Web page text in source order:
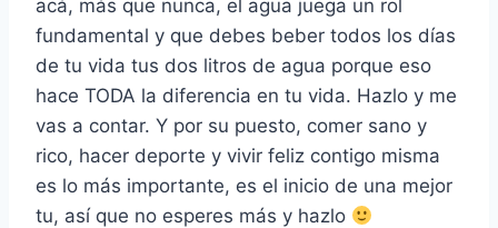
acá, más que nunca, el agua juega un rol
fundamental y que debes beber todos los días
de tu vida tus dos litros de agua porque eso
hace TODA la diferencia en tu vida. Hazlo y me
vas a contar. Y por su puesto, comer sano y
rico, hacer deporte y vivir feliz contigo misma
es lo más importante, es el inicio de una mejor
tu, así que no esperes más y hazlo